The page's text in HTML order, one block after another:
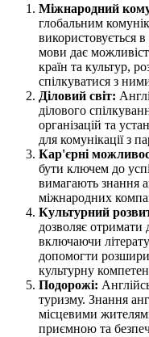
Міжнародний
глобальним
використовується в
мови дає
країн та культур,
спілкуватися з
Діловий світ:
ділового
організацій та
для комунікації з
Кар'єрні
бути ключем до
вимагають знання
міжнародних
Культурний
дозволяє отримати
включаючи
допомогти
культурну
Подорожі:
туризму. Знання
місцевими
приємною та